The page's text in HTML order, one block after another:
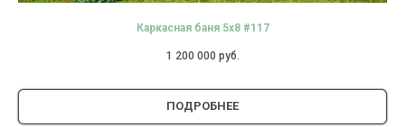
Каркасная баня 5х8 #117
1 200 000 руб.
ПОДРОБНЕЕ